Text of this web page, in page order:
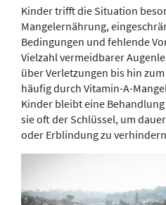
Kinder trifft die Situation
Mangelernährung,
Bedingungen und fehlende
Vielzahl vermeidbarer
über Verletzungen bis hin
häufig durch Vitamin-A-
Kinder bleibt eine
sie oft der Schlüssel, um
oder Erblindung zu